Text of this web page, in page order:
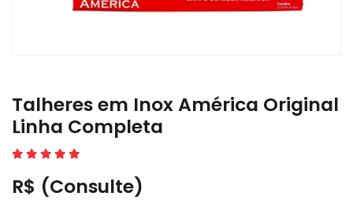
Talheres em Inox América Original
Linha Completa
R$ (Consulte)